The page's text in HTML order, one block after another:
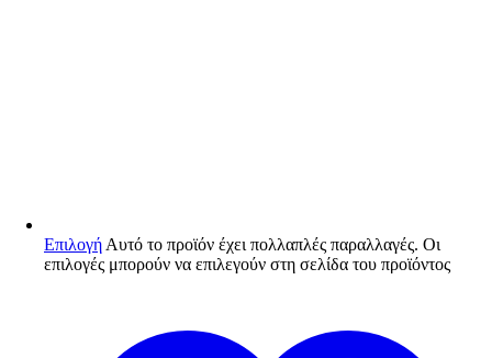
ΕπιλογήΑυτό το προϊόν έχει πολλαπλές παραλλαγές. Οι
επιλογές μπορούν να επιλεγούν στη σελίδα του προϊόντος